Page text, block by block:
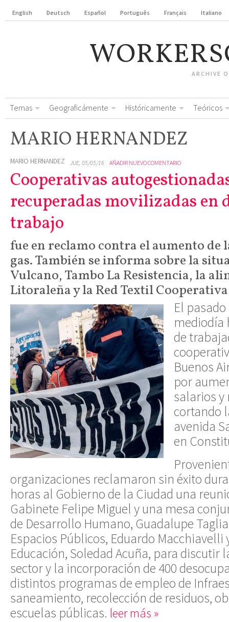
English Deutsch Español Português Français Italiano
ARCHIVE
Temas Geograficámente Históricamente Teóricos
MARIO HERNANDEZ
MARIO HERNANDEZ JUE, 05/05/16 AÑADIR NUEVO COMENTARIO
Cooperativas
recuperadas movilizadas en
trabajo
fue en reclamo contra el aumento de
gas. También se informa sobre la
Vulcano, Tambo La Resistencia, la
Litoraleña y la Red Textil Cooperativa
El
mediodía
de
Buenos
por
salarios y
cortando
avenida
en
organizaciones reclamaron sin éxito
horas al Gobierno de la Ciudad una
Gabinete Felipe Miguel y una mesa
de Desarrollo Humano, Guadalupe
Espacios Públicos, Eduardo
Educación, Soledad Acuña, para discutir
sector y la incorporación de 400
distintos programas de empleo de
saneamiento, recolección de residuos,
escuelas públicas. leer más »